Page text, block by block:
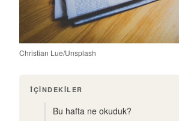
Christian Lue/Unsplash
İÇINDEKILER
Bu hafta ne okuduk?